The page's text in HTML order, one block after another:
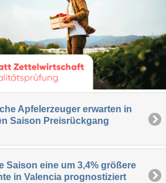
Apfelerzeuger erwarten in
Saison Preisrückgang
Saison eine um 3,4% größere
in Valencia prognostiziert